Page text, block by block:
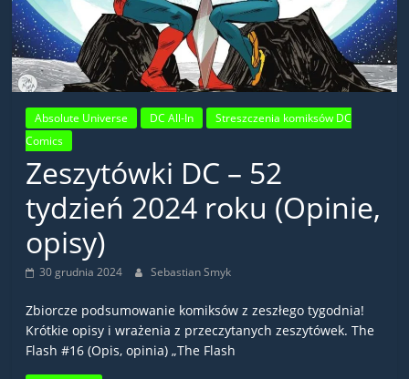
Absolute Universe DC All-In
Streszczenia komiksów DC
Comics
Zeszytówki DC – 52
tydzień 2024 roku (Opinie,
opisy)
30 grudnia 2024 Sebastian Smyk
Zbiorcze podsumowanie komiksów z zeszłego tygodnia!
Krótkie opisy i wrażenia z przeczytanych zeszytówek. The
Flash #16 (Opis, opinia) „The Flash